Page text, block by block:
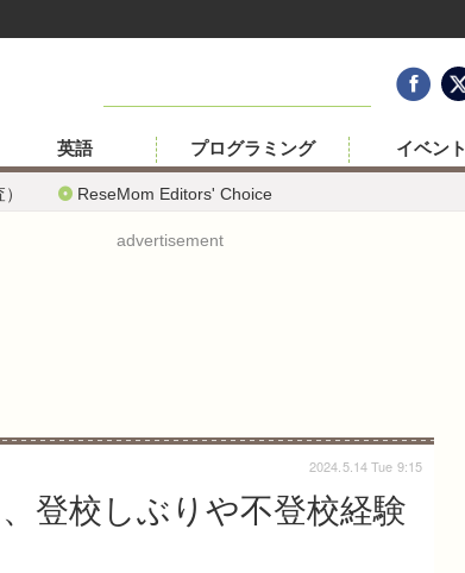
ReseMom Editors' Choice
英語 プログラミング イベント
advertisement
登校しぶりや不登校経験
2024.5.14 Tue 9:15